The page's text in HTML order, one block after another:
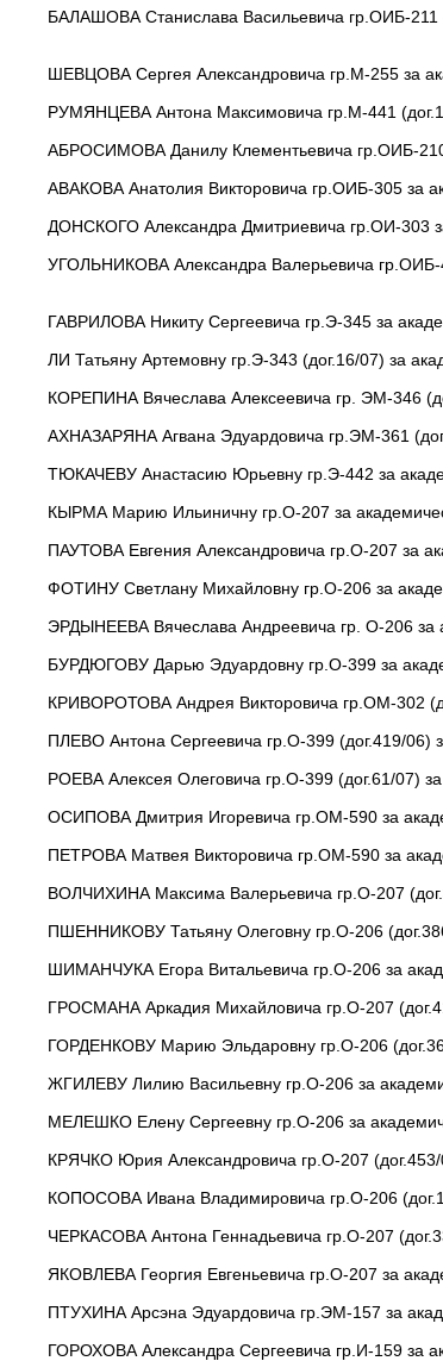
БАЛАШОВА Станислава Васильевича гр.ОИБ-211
ШЕВЦОВА Сергея Александровича гр.М-255 за
РУМЯНЦЕВА Антона Максимовича гр.М-441
АБРОСИМОВА Данилу Клементьевича гр.ОИБ-210
АВАКОВА Анатолия Викторовича гр.ОИБ-305 за
ДОНСКОГО Александра Дмитриевича гр.ОИ-303
УГОЛЬНИКОВА Александра Валерьевича гр.ОИБ-
ГАВРИЛОВА Никиту Сергеевича гр.Э-345 за
ЛИ Татьяну Артемовну гр.Э-343 (дог.16/07) за
КОРЕПИНА Вячеслава Алексеевича гр. ЭМ-346
АХНАЗАРЯНА Агвана Эдуардовича гр.ЭМ-361
ТЮКАЧЕВУ Анастасию Юрьевну гр.Э-442 за
КЫРМА Марию Ильиничну гр.О-207 за
ПАУТОВА Евгения Александровича гр.О-207 за
ФОТИНУ Светлану Михайловну гр.О-206 за
ЭРДЫНЕЕВА Вячеслава Андреевича гр. О-206 за
БУРДЮГОВУ Дарью Эдуардовну гр.О-399 за
КРИВОРОТОВА Андрея Викторовича гр.ОМ-302
ПЛЕВО Антона Сергеевича гр.О-399 (дог.419/06)
РОЕВА Алексея Олеговича гр.О-399 (дог.61/07)
ОСИПОВА Дмитрия Игоревича гр.ОМ-590 за
ПЕТРОВА Матвея Викторовича гр.ОМ-590 за
ВОЛЧИХИНА Максима Валерьевича гр.О-207
ПШЕННИКОВУ Татьяну Олеговну гр.О-206
ШИМАНЧУКА Егора Витальевича гр.О-206 за
ГРОСМАНА Аркадия Михайловича гр.О-207
ГОРДЕНКОВУ Марию Эльдаровну гр.О-206
ЖГИЛЕВУ Лилию Васильевну гр.О-206 за
МЕЛЕШКО Елену Сергеевну гр.О-206 за
КРЯЧКО Юрия Александровича гр.О-207
КОПОСОВА Ивана Владимировича гр.О-206
ЧЕРКАСОВА Антона Геннадьевича гр.О-207
ЯКОВЛЕВА Георгия Евгеньевича гр.О-207 за
ПТУХИНА Арсэна Эдуардовича гр.ЭМ-157 за
ГОРОХОВА Александра Сергеевича гр.И-159 за